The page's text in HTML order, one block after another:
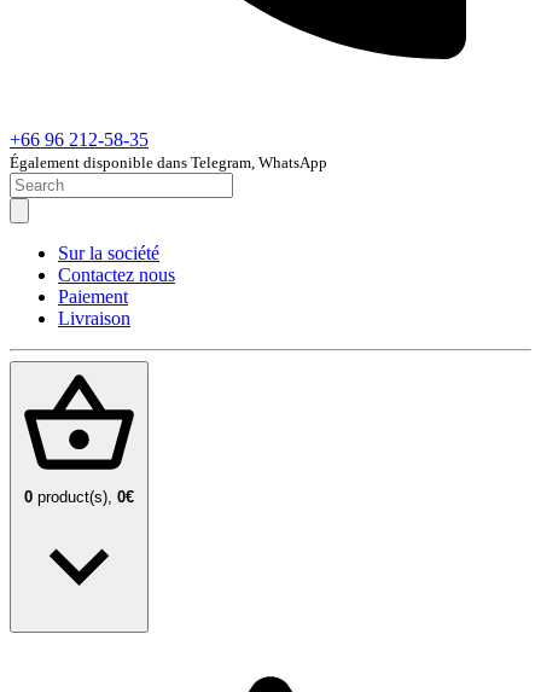
+66 96 212-58-35
Également disponible dans Telegram, WhatsApp
Sur la société
Contactez nous
Paiement
Livraison
0 product(s), 0€